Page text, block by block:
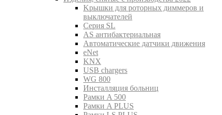
Kрышки для роторных диммеров и
выключателей
Серия SL
AS антибактериальная
Aвтоматические датчики движения
eNet
KNX
USB chargers
WG 800
Инсталляция больниц
Рамки A 500
Рамки A PLUS